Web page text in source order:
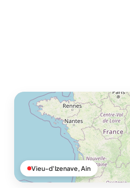
Vieu-d'Izenave, Ain